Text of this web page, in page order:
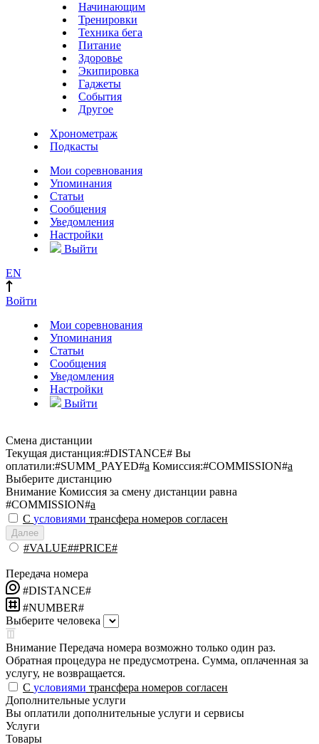
Начинающим
Тренировки
Техника бега
Питание
Здоровье
Экипировка
Гаджеты
События
Другое
Хронометраж
Подкасты
Мои соревнования
Упоминания
Статьи
Сообщения
Уведомления
Настройки
Выйти
EN
Войти
Мои соревнования
Упоминания
Статьи
Сообщения
Уведомления
Настройки
Выйти
Смена дистанции
Текущая дистанция:#DISTANCE# Вы
оплатили:#SUMM_PAYED#a Комиссия:#COMMISSION#a
Выберите дистанцию
Внимание Комиссия за смену дистанции равна
#COMMISSION#a
С условиями трансфера номеров согласен
Далее
#VALUE##PRICE#
Передача номера
#DISTANCE#
#NUMBER#
Выберите человека
Внимание Передача номера возможно только один раз.
Обратная процедура не предусмотрена. Сумма, оплаченная за
услугу, не возвращается.
С условиями трансфера номеров согласен
Дополнительные услуги
Вы оплатили дополнительные услуги и сервисы
Услуги
Товары